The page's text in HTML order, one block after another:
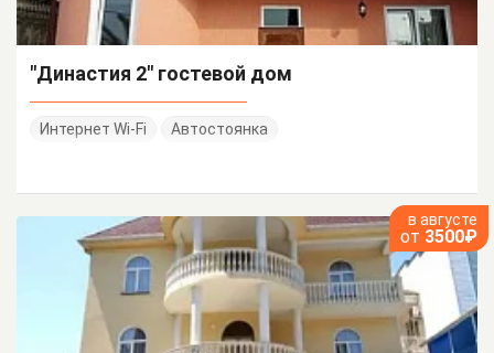
"Династия 2" гостевой дом
Интернет Wi-Fi Автостоянка
в августе
от 3500₽